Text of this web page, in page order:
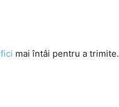
mai întâi pentru a trimite.